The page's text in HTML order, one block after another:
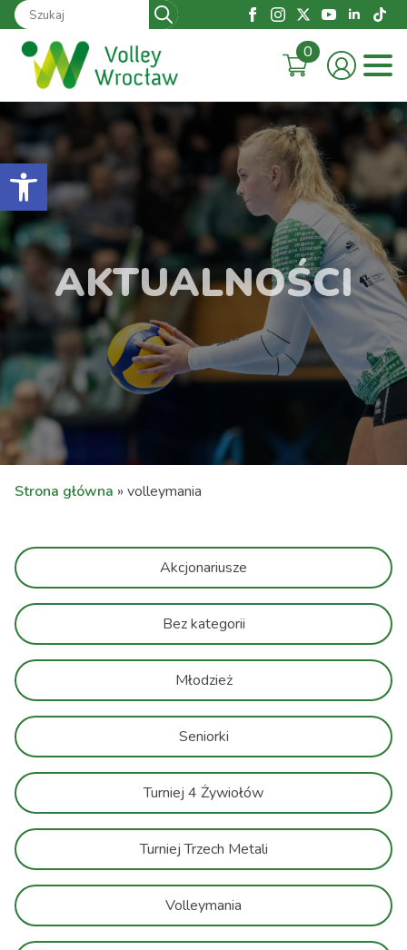
Otwórz pasek narzędzi
Search
for:
0
AKTUALNOŚCI
Strona główna » volleymania
Akcjonariusze
Bez kategorii
Młodzież
Seniorki
Turniej 4 Żywiołów
Turniej Trzech Metali
Volleymania